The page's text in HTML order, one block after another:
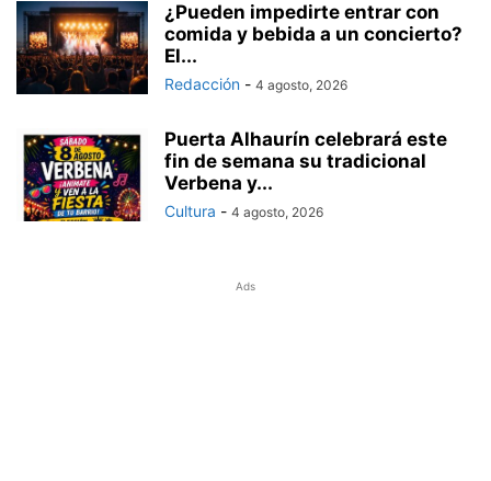
¿Pueden impedirte entrar con
comida y bebida a un concierto?
El...
Redacción - 4 agosto, 2026
Puerta Alhaurín celebrará este
fin de semana su tradicional
Verbena y...
Cultura - 4 agosto, 2026
Ads